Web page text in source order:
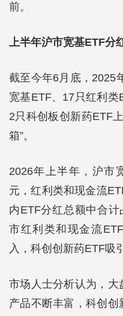
前。
上半年沪市宽基ETF分
截至今年6月底，2025
宽基ETF、17只红利类
2只科创板创新药ETF
箱”。
2026年上半年，沪市
元，红利类和现金流
内ETF分红总额中合
市红利类和现金流
入，科创创新药ETF吸
市场人士分析认为，大
产品不断丰富，科创